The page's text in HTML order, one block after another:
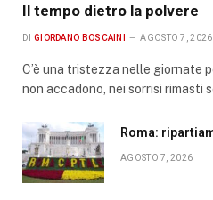
Il tempo dietro la polvere
DI GIORDANO BOSCAINI AGOSTO 7, 2026
C’è una tristezza nelle giornate
non accadono, nei sorrisi rimasti
Roma:
AGOSTO 7, 2026